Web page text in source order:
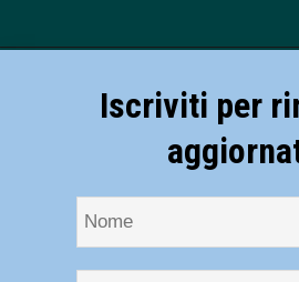
Iscriviti per